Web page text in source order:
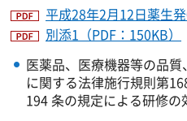
平成28年2月12日薬生
別添1（PDF：150KB）
医薬品、医療機器等の品
に関する法律施行規則第
194 条の規定による研修